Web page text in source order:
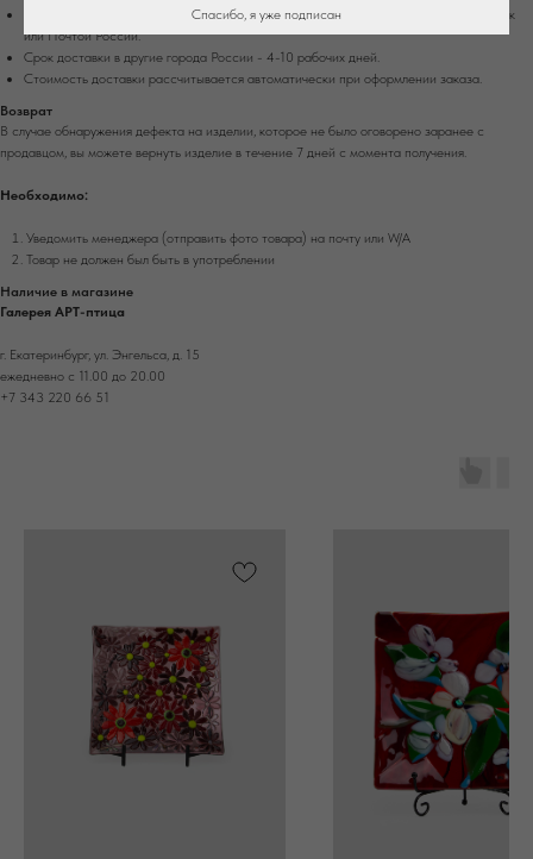
Доставка осуществляется при 100% оплате заказа транспортной компанией Сдек
или Почтой России.
Срок доставки в другие города России - 4-10 рабочих дней.
Стоимость доставки рассчитывается автоматически при оформлении заказа.
Возврат
В случае обнаружения дефекта на изделии, которое не было оговорено заранее с
продавцом, вы можете вернуть изделие в течение 7 дней с момента получения.
Необходимо:
Уведомить менеджера (отправить фото товара) на почту или W/А
Товар не должен был быть в употреблении
Наличие в магазине
Галерея АРТ-птица
г. Екатеринбург, ул. Энгельса, д. 15
ежедневно с 11.00 до 20.00
+7 343 220 66 51
Спасибо, я уже подписан